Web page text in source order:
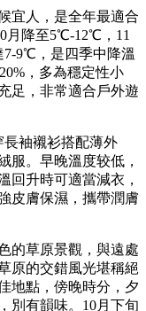
宜人，是全年最適合
月降至5℃-12℃，11
9℃，是四季中降溫
，多為穩定性小
足，非常適合戶外遊
長袖襯衫搭配薄外
服。早晚溫度较低，
回升時可適當減衣，
皮膚保濕，攜帶潤膚
的草原景觀，與遠處
原的交錯風光堪稱絕
地點，傍晚時分，夕
別有韻味。10月下旬